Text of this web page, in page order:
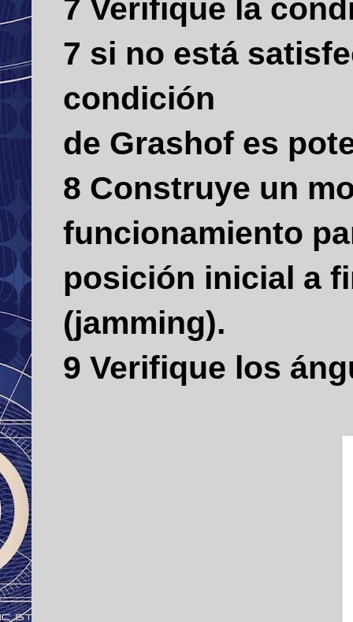
7 Verifique la
7 si no está
condición
de Grashof es
8 Construye un
funcionamiento
posición inicial a
(jamming).
9 Verifique los